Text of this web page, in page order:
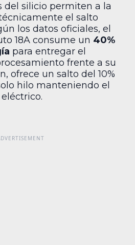
del silicio permiten a la
el salto
los datos oficiales, el
18A consume un 40%
para entregar el
frente a su
ofrece un salto del 10%
hilo manteniendo el